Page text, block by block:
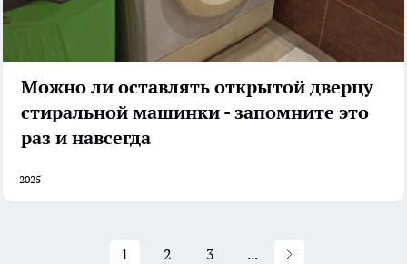
Можно ли оставлять открытой дверцу
стиральной машинки - запомните это
раз и навсегда
2025
1 2 3 ...